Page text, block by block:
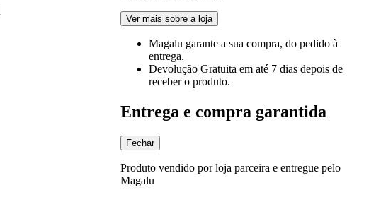
Ver mais sobre a loja
Magalu garante a sua compra, do pedido à
entrega.
Devolução Gratuita em até 7 dias depois de
receber o produto.
Entrega e compra garantida
Fechar
Produto vendido por loja parceira e entregue pelo
Magalu